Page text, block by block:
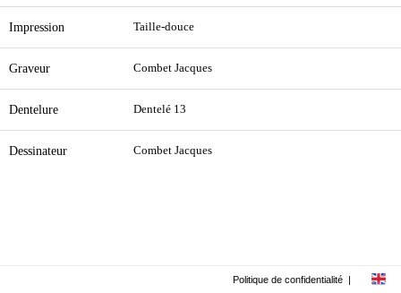
Impression Taille-douce
Graveur Combet Jacques
Dentelure Dentelé 13
Dessinateur Combet Jacques
Politique de confidentialité |